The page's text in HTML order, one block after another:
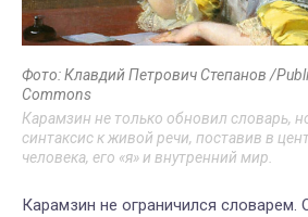
Фото: Клавдий Петрович Степанов /
Commons
Карамзин не только обновил словарь,
синтаксис к живой речи, поставив в
человека, его «я» и внутренний мир.
Карамзин не ограничился словарем.